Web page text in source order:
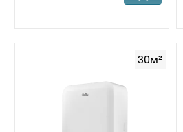
30м²